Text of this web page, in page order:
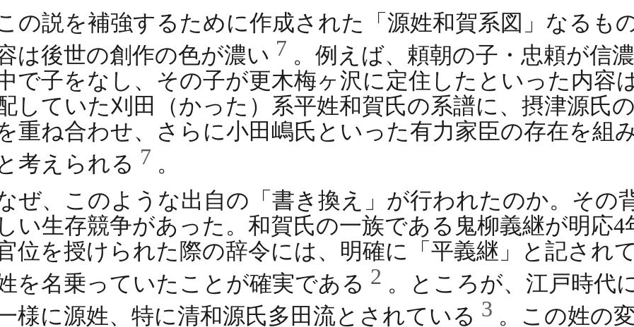
の説を補強するために作成された「源姓和賀系図」なるも
は後世の創作の色が濃い 7 。例えば、頼朝の子・忠頼が信
で子をなし、その子が更木梅ヶ沢に定住したといった内容
していた刈田（かった）系平姓和賀氏の系譜に、摂津源氏
重ね合わせ、さらに小田嶋氏といった有力家臣の存在を組
考えられる 7 。
ぜ、このような出自の「書き換え」が行われたのか。その
しい生存競争があった。和賀氏の一族である鬼柳義継が明応4
位を授けられた際の辞令には、明確に「平義継」と記され
を名乗っていたことが確実である 2 。ところが、江戸時代
様に源姓、特に清和源氏多田流とされている 3 。この姓の